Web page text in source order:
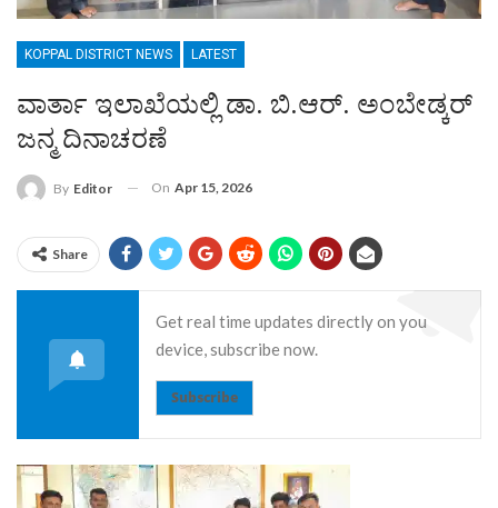
KOPPAL DISTRICT NEWS LATEST
ವಾರ್ತಾ ಇಲಾಖೆಯಲ್ಲಿ ಡಾ. ಬಿ.ಆರ್. ಅಂಬೇಡ್ಕರ್
ಜನ್ಮ ದಿನಾಚರಣೆ
By Editor On Apr 15, 2026
Share
Get real time updates directly on you
device, subscribe now.
Subscribe